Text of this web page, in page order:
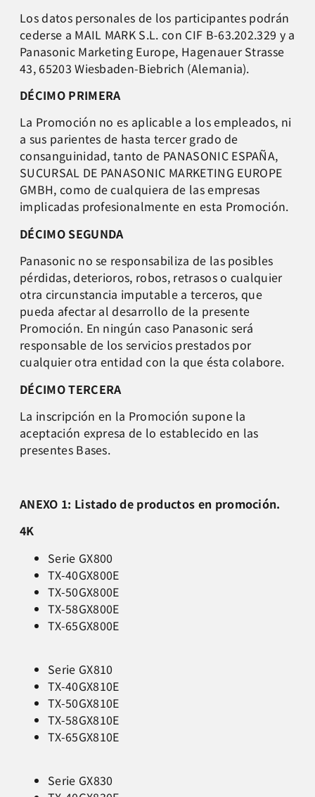
Los datos personales de los participantes podrán
cederse a MAIL MARK S.L. con CIF B-63.202.329 y a
Panasonic Marketing Europe, Hagenauer Strasse
43, 65203 Wiesbaden-Biebrich (Alemania).
DÉCIMO PRIMERA
La Promoción no es aplicable a los empleados, ni
a sus parientes de hasta tercer grado de
consanguinidad, tanto de PANASONIC ESPAÑA,
SUCURSAL DE PANASONIC MARKETING EUROPE
GMBH, como de cualquiera de las empresas
implicadas profesionalmente en esta Promoción.
DÉCIMO SEGUNDA
Panasonic no se responsabiliza de las posibles
pérdidas, deterioros, robos, retrasos o cualquier
otra circunstancia imputable a terceros, que
pueda afectar al desarrollo de la presente
Promoción. En ningún caso Panasonic será
responsable de los servicios prestados por
cualquier otra entidad con la que ésta colabore.
DÉCIMO TERCERA
La inscripción en la Promoción supone la
aceptación expresa de lo establecido en las
presentes Bases.
ANEXO 1: Listado de productos en promoción.
4K
Serie GX800
TX-40GX800E
TX-50GX800E
TX-58GX800E
TX-65GX800E
Serie GX810
TX-40GX810E
TX-50GX810E
TX-58GX810E
TX-65GX810E
Serie GX830